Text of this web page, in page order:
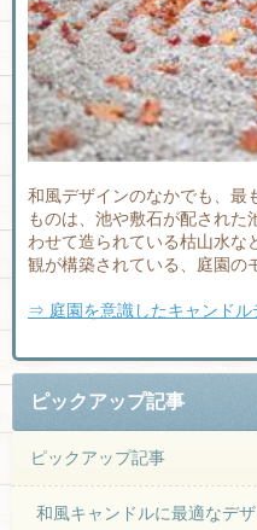
和風デザインのなかでも、最
ものは、池や敷石が配された
わせて造られている枯山水な
観が構築されている、庭園の
⇒ 庭園を意識したキャンドル
ピックアップ記事
ピックアップ記事
和風キャンドルに最適なデ